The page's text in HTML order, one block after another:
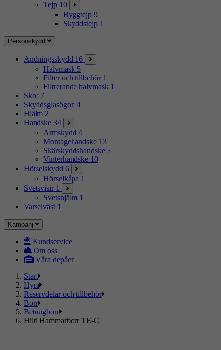
Tejp 10
Byggtejp 9
Skyddstejp 1
Personskydd
Andningsskydd 16
Halvmask 5
Filter och tillbehör 1
Filtrerande halvmask 1
Skor 7
Skyddsglasögon 4
Hjälm 2
Handske 34
Armskydd 4
Montagehandske 13
Skärskyddshandske 3
Vinterhandske 10
Hörselskydd 6
Hörselkåpa 1
Svetsvisir 1
Svetshjälm 1
Varselväst 1
Kampanj
Kundservice
Om oss
Våra depåer
Start
Hyra
Reservdelar och tillbehör
Borr
Betongborr
Hilti Hammarborr TE-C